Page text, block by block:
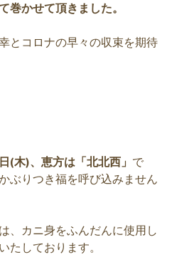
巻かせて頂きました。
とコロナの早々の収束を期待
(木)、恵方は「北北西」 で
ぶりつき福を呼び込みません
、カニ身をふんだんに使用し
たしております。